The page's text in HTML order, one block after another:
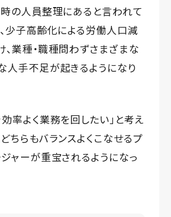
時の人員整理にあると言われて
少子高齢化による労働人口減
業種・職種問わずさまざまな
人手不足が起きるようになり
率よく業務を回したい」と考え
ちらもバランスよくこなせるプ
ャーが重宝されるようになっ